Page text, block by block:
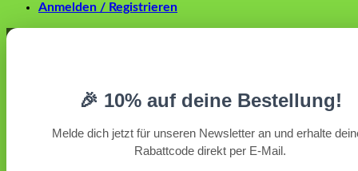
Anmelden / Registrieren
🎉 10% auf deine Bestellung!
Melde dich jetzt für unseren Newsletter an und erhalte
Rabattcode direkt per E-Mail.
Anmelden
Angemeldet bleiben Anmelden